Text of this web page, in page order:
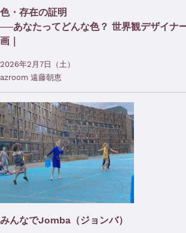
色・存在の証明
──あなたってどんな色？ 世界観デザイナ
画｜
2026年2月7日（土）
azroom 遠藤朝恵
みんなでJomba（ジョンバ）